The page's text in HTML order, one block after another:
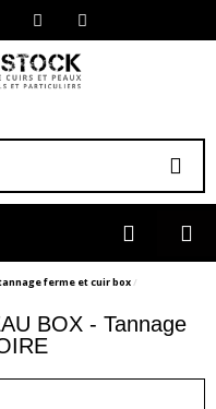
ferme et cuir box
BOX - Tannage